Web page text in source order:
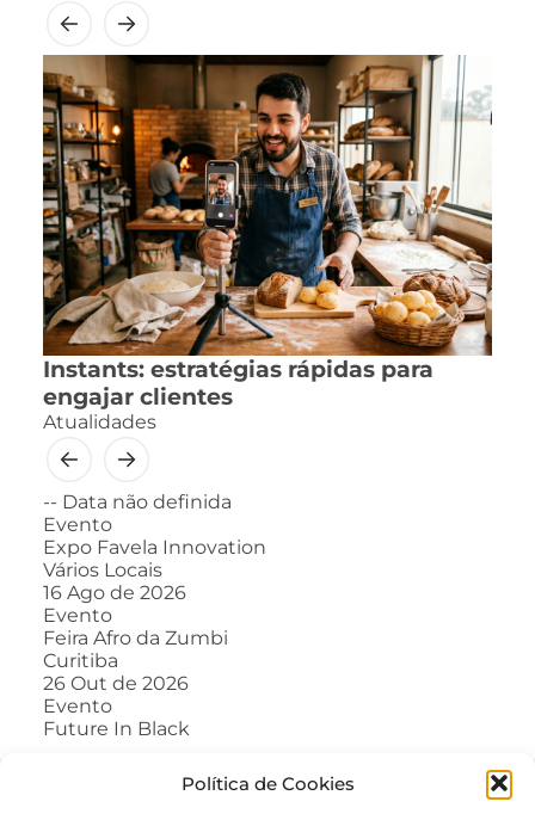
Política de Cookies
Instants: estratégias rápidas para
engajar clientes
Atualidades
-- Data não definida
Evento
Expo Favela Innovation
Vários Locais
16 Ago de 2026
Evento
Feira Afro da Zumbi
Curitiba
26 Out de 2026
Evento
Future In Black